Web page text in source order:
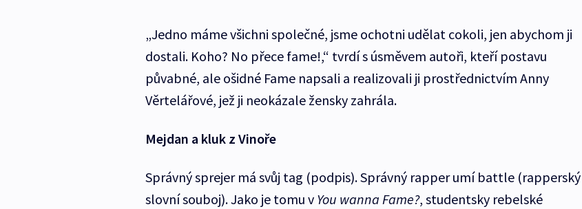
„Jedno máme všichni společné, jsme ochotni udělat cokoli, jen abychom ji
dostali. Koho? No přece fame!,“ tvrdí s úsměvem autoři, kteří postavu
půvabné, ale ošidné Fame napsali a realizovali ji prostřednictvím Anny
Věrtelářové, jež ji neokázale žensky zahrála.
Mejdan a kluk z Vinoře
Správný sprejer má svůj tag (podpis). Správný rapper umí battle (rapperský
slovní souboj). Jako je tomu v You wanna Fame?, studentsky rebelské